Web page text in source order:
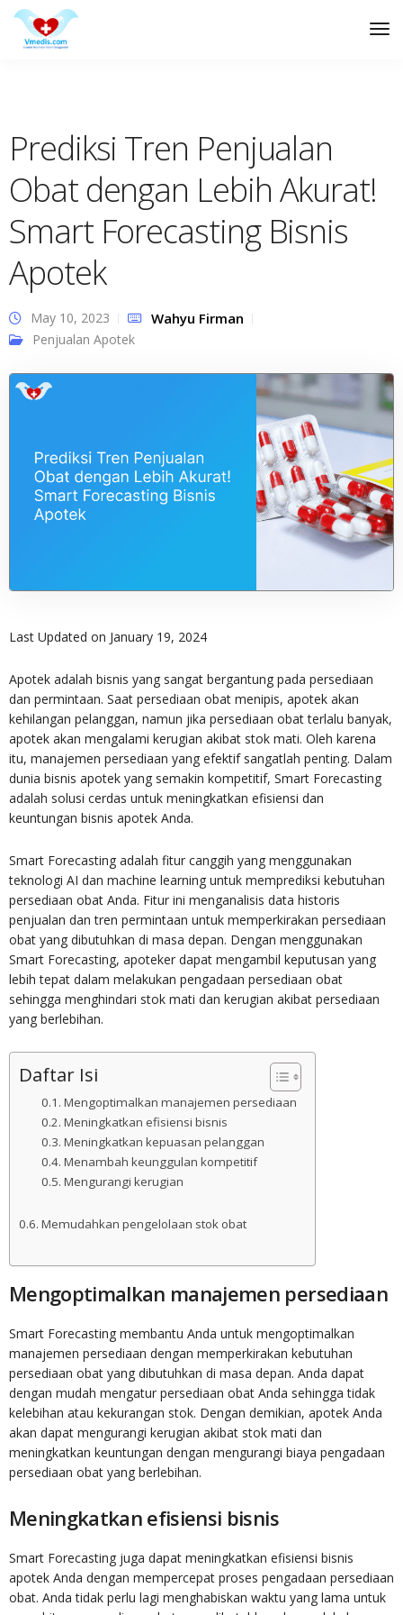
Prediksi Tren Penjualan
Obat dengan Lebih Akurat!
Smart Forecasting Bisnis
Apotek
May 10, 2023 Wahyu Firman
Penjualan Apotek
Last Updated on January 19, 2024
Apotek adalah bisnis yang sangat bergantung pada persediaan
dan permintaan. Saat persediaan obat menipis, apotek akan
kehilangan pelanggan, namun jika persediaan obat terlalu banyak,
apotek akan mengalami kerugian akibat stok mati. Oleh karena
itu, manajemen persediaan yang efektif sangatlah penting. Dalam
dunia bisnis apotek yang semakin kompetitif, Smart Forecasting
adalah solusi cerdas untuk meningkatkan efisiensi dan
keuntungan bisnis apotek Anda.
Smart Forecasting adalah fitur canggih yang menggunakan
teknologi AI dan machine learning untuk memprediksi kebutuhan
persediaan obat Anda. Fitur ini menganalisis data historis
penjualan dan tren permintaan untuk memperkirakan persediaan
obat yang dibutuhkan di masa depan. Dengan menggunakan
Smart Forecasting, apoteker dapat mengambil keputusan yang
lebih tepat dalam melakukan pengadaan persediaan obat
sehingga menghindari stok mati dan kerugian akibat persediaan
yang berlebihan.
Daftar Isi
Mengoptimalkan manajemen persediaan
Meningkatkan efisiensi bisnis
Meningkatkan kepuasan pelanggan
Menambah keunggulan kompetitif
Mengurangi kerugian
Memudahkan pengelolaan stok obat
Mengoptimalkan manajemen persediaan
Smart Forecasting membantu Anda untuk mengoptimalkan
manajemen persediaan dengan memperkirakan kebutuhan
persediaan obat yang dibutuhkan di masa depan. Anda dapat
dengan mudah mengatur persediaan obat Anda sehingga tidak
kelebihan atau kekurangan stok. Dengan demikian, apotek Anda
akan dapat mengurangi kerugian akibat stok mati dan
meningkatkan keuntungan dengan mengurangi biaya pengadaan
persediaan obat yang berlebihan.
Meningkatkan efisiensi bisnis
Smart Forecasting juga dapat meningkatkan efisiensi bisnis
apotek Anda dengan mempercepat proses pengadaan persediaan
obat. Anda tidak perlu lagi menghabiskan waktu yang lama untuk